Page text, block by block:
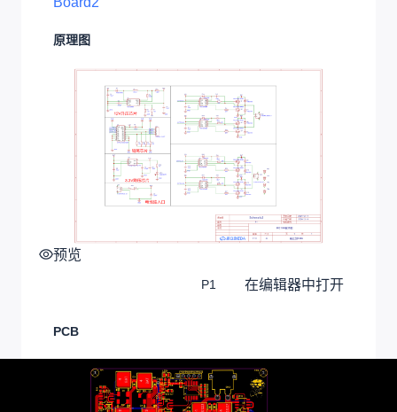
原理图
预览
P1 在编辑器中打开
PCB